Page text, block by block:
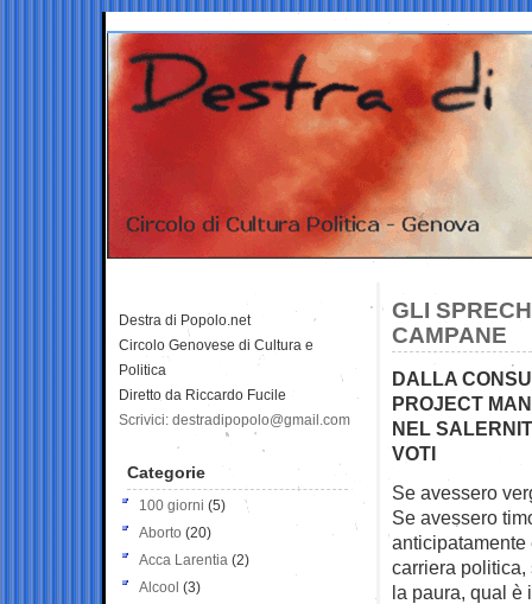
GLI
CAMPANE
DALLA
PROJECT
NEL
VOTI
Se avessero
Se avessero
carriera politica,
la paura, qual è
Destra di Popolo.net
Circolo Genovese di Cultura e
Politica
Diretto da Riccardo Fucile
Scrivici: destradipopolo@gmail.com
Categorie
100 giorni (5)
Aborto (20)
Acca Larentia (2)
Alcool (3)